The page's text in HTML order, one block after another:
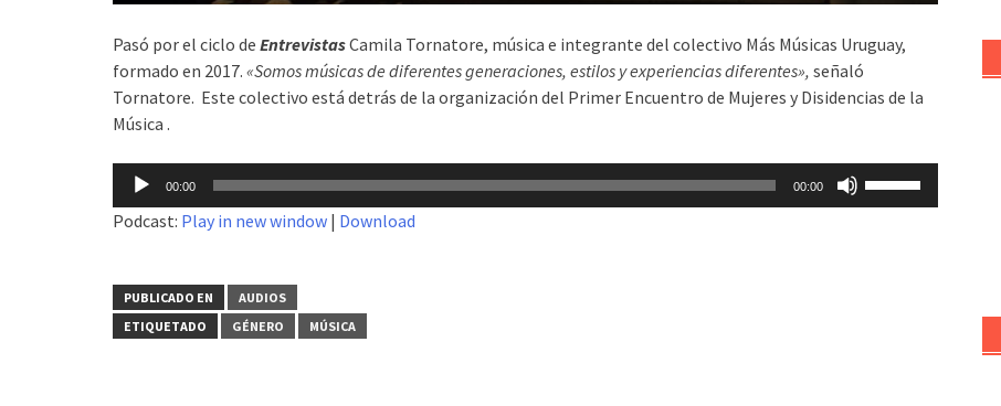
Pasó por el ciclo de EntrevistasCamila Tornatore, música e integrante del colectivo Más Músicas Uruguay,
formado en 2017. «Somos músicas de diferentes generaciones, estilos y experiencias diferentes», señaló
Tornatore. Este colectivo está detrás de la organización del Primer Encuentro de Mujeres y Disidencias de la
Música .
Reproductor
audio
00:00 00:00
Podcast: Play in new window | Download
PUBLICADO EN
AUDIOS
ETIQUETADO
GÉNERO MÚSICA